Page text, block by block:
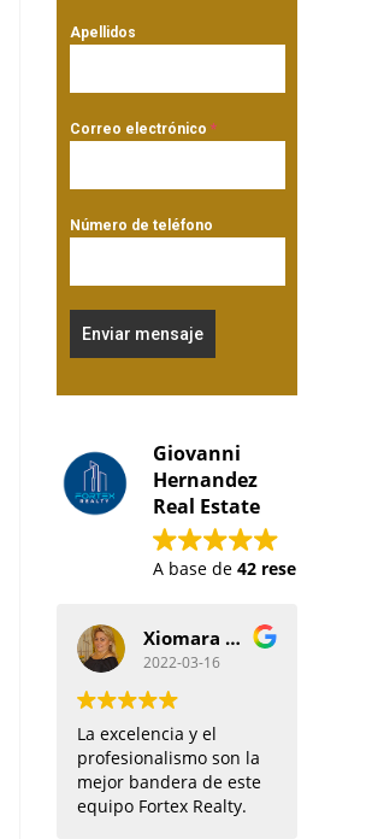
Apellidos
Correo electrónico *
Número de teléfono
Enviar mensaje
Giovanni
Hernandez
Real Estate
A base de 42 reseñas de
Xiomara Bohorquez
2022-03-16
La excelencia y el
profesionalismo son la
mejor bandera de este
equipo Fortex Realty.